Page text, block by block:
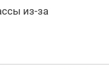
из-за